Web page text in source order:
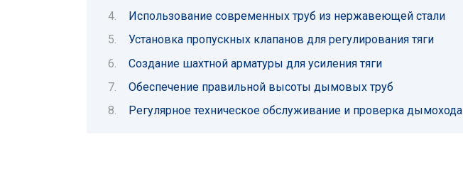
Использование современных труб из нержавеющей стали
Установка пропускных клапанов для регулирования тяги
Создание шахтной арматуры для усиления тяги
Обеспечение правильной высоты дымовых труб
Регулярное техническое обслуживание и проверка дымохода